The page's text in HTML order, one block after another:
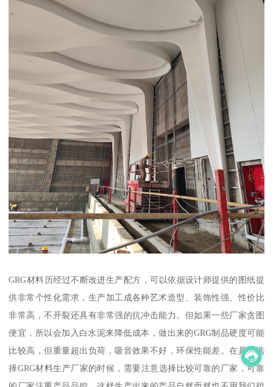
GRG材料历经过不断改进生产配方，可以依据设计师提供的图纸提
供非常个性化需求，生产加工成各种艺术造型、装饰性强、性价比
非常高，不开裂还具有非常强的抗冲击能力。但如果一些厂家贪图
便宜，所以会加入白水泥来降低成本，做出来的GRG制品硬度可能
比较高，但重量超出负荷，吸音效果不好，环保性能差。在具体选
择GRG材料生产厂家的时候，需要注意选择比较可靠的厂家，可靠